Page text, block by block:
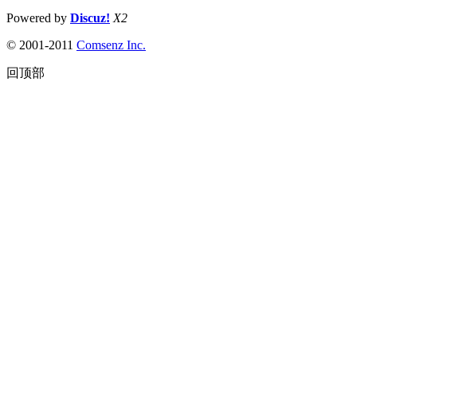
Powered by Discuz! X2
© 2001-2011 Comsenz Inc.
回顶部